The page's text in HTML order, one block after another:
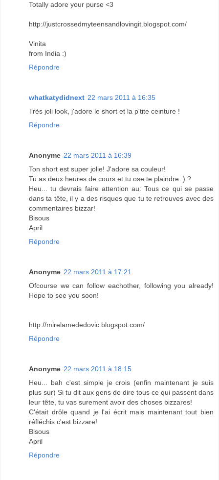
Totally adore your purse <3
http://justcrossedmyteensandlovingit.blogspot.com/
Vinita
from India :)
Répondre
whatkatydidnext 22 mars 2011 à 16:35
Très joli look, j'adore le short et la p'tite ceinture !
Répondre
Anonyme 22 mars 2011 à 16:39
Ton short est super jolie! J'adore sa couleur!
Tu as deux heures de cours et tu ose te plaindre :) ?
Heu... tu devrais faire attention au: Tous ce qui se passe
dans ta tête, il y a des risques que tu te retrouves avec des
commentaires bizzar!
Bisous
April
Répondre
Anonyme 22 mars 2011 à 17:21
Ofcourse we can follow eachother, following you already!
Hope to see you soon!
http://mirelamededovic.blogspot.com/
Répondre
Anonyme 22 mars 2011 à 18:15
Heu... bah c'est simple je crois (enfin maintenant je suis
plus sur) Si tu dit aux gens de dire tous ce qui passent dans
leur tête, tu vas surement avoir des choses bizzares!
C'était drôle quand je l'ai écrit mais maintenant tout bien
réfléchis c'est bizzare!
Bisous
April
Répondre